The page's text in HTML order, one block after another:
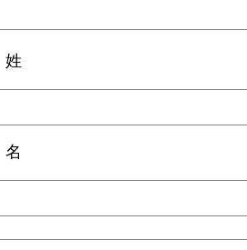
姓
名